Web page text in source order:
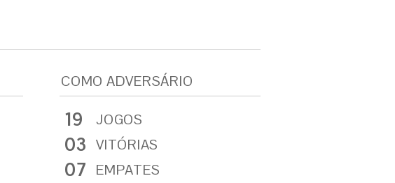
COMO ADVERSÁRIO
19 JOGOS
03 VITÓRIAS
07 EMPATES